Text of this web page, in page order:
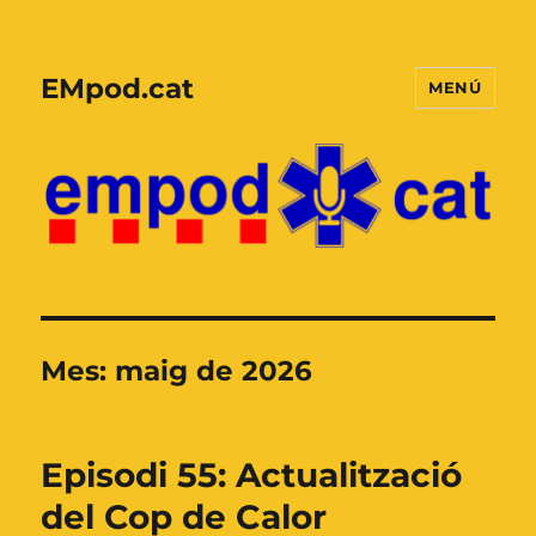
EMpod.cat MENÚ
Mes: maig de 2026
Episodi 55: Actualització
del Cop de Calor